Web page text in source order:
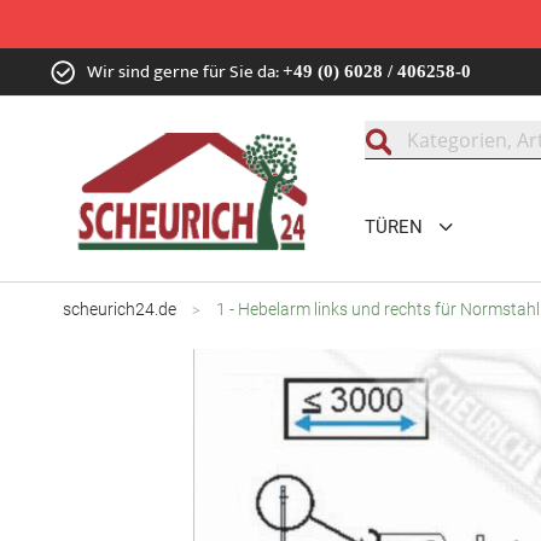
Zum
Inhalt Wir sind gerne für Sie da:+49 (0) 6028 / 406258-0
TÜREN
scheurich24.de 1 - Hebelarm links und rechts für